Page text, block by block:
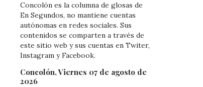
Concolón es la columna de glosas de
En Segundos, no mantiene cuentas
autónomas en redes sociales. Sus
contenidos se comparten a través de
este sitio web y sus cuentas en Twiter,
Instagram y Facebook.
Concolón, Viernes 07 de agosto de
2026